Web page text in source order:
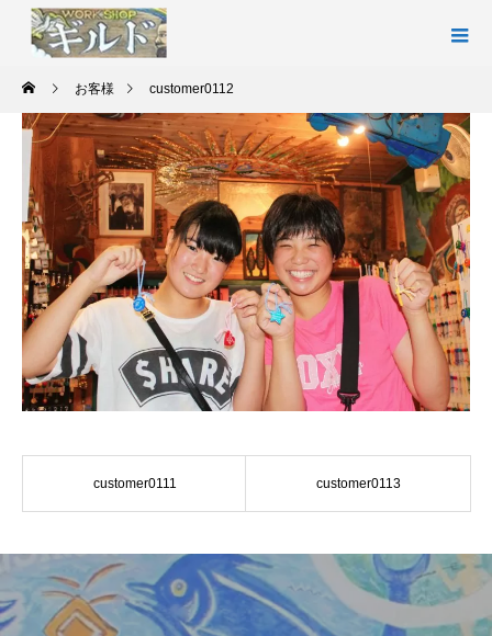
お客様 customer0112
customer0111 customer0113